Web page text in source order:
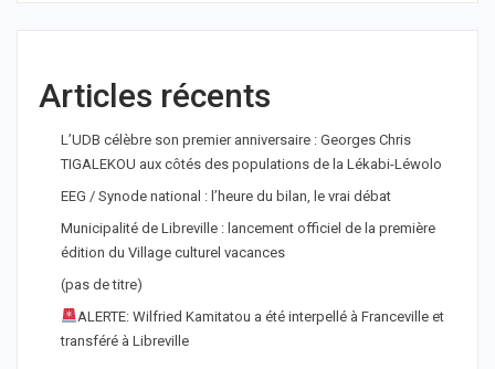
Articles récents
L’UDB célèbre son premier anniversaire : Georges Chris
TIGALEKOU aux côtés des populations de la Lékabi-Léwolo
EEG / Synode national : l’heure du bilan, le vrai débat
Municipalité de Libreville : lancement officiel de la première
édition du Village culturel vacances
(pas de titre)
ALERTE: Wilfried Kamitatou a été interpellé à Franceville et
transféré à Libreville